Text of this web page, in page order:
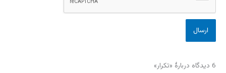
6 دیدگاه دربارهٔ «تکرار»